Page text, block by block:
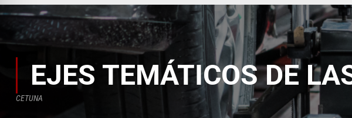
EJES TEMÁTICOS DE
CETUNA